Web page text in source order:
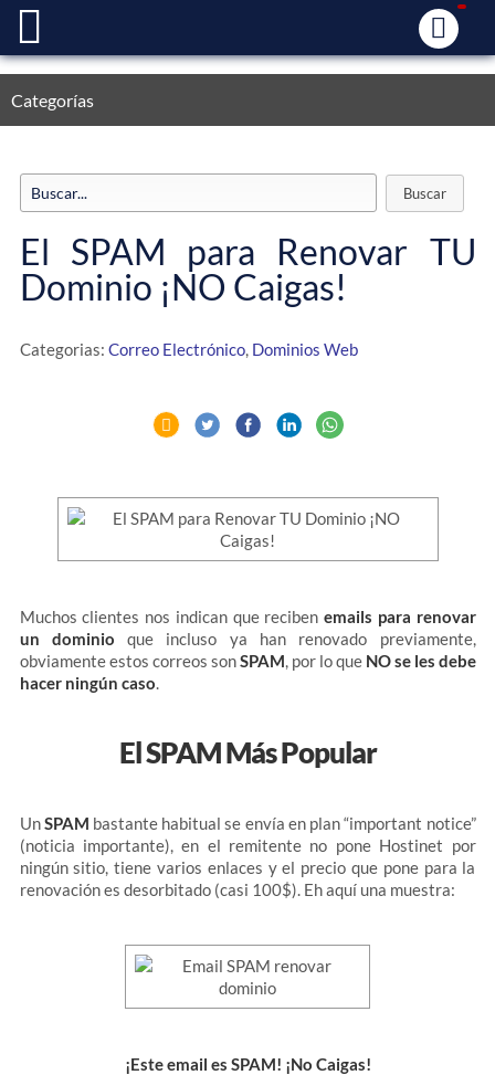
Categorías
El SPAM para Renovar TU
Dominio ¡NO Caigas!
Categorias: Correo Electrónico, Dominios Web
Muchos clientes nos indican que reciben emails para renovar
un dominio que incluso ya han renovado previamente,
obviamente estos correos sonSPAM, por lo queNO se les debe
hacer ningún caso.
El SPAM Más Popular
UnSPAM bastante habitual se envía en plan “important notice”
(noticia importante), en el remitente no pone Hostinet por
ningún sitio, tiene varios enlaces y el precio que pone para la
renovación es desorbitado (casi 100$). Eh aquí una muestra:
¡Este email es SPAM! ¡No Caigas!